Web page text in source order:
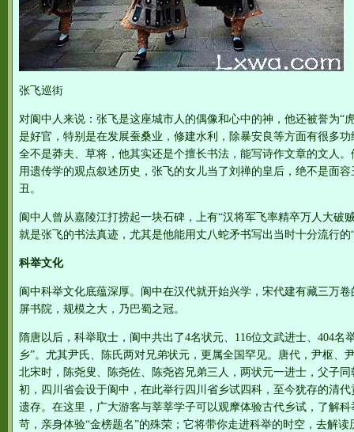
张飞巡街
对阆中人来说：张飞是这座城市人的偶像和心中的神，他还被誉为“
是好官，特别是在发展蚕桑业，修建水利，除暴安良等方面有很多
全不是莽夫、草将，他其实还是个擅长书法，能写诗作文章的文人
用遗传学的观点叙述历史，张飞的女儿当了刘禅的皇后，绝不是面
丑。
阆中人曾从嘉陵江打捞起一块石碑，上有“汉将军飞率精卒万人大破
就是张飞的书法真迹，尤其是他能用丈八蛇矛书写出当时十分流行的
科举文化
阆中科举文化底蕴深厚。阆中在汉代就开始兴学，宋代建有藏三万
屏书院，规模之大，乃巴蜀之冠。
隋唐以后，科举取士，阆中共出了4名状元、116位文武进士、404名
乡”。尤其尹氏、陈氏两对兄弟状元，更属全国罕见。唐代，尹枢、
北宋时，陈尧叟、陈尧佐、陈尧咨兄弟三人，两状元一进士，父子
初，四川省会设于阆中，在此举行四川省乡试四科，至今犹存的清
遗存。在这里，广大游客与莘莘学子可以观摩体验古代乡试，了解
苛，亲身体验“金榜题名”的殊荣；它将带你走进科举的时空，去解